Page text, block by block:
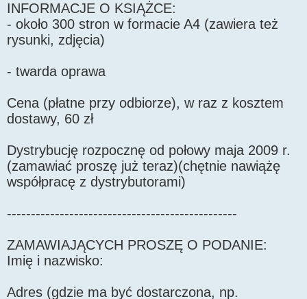
INFORMACJE O KSIĄŻCE:
- około 300 stron w formacie A4 (zawiera też
rysunki, zdjęcia)
- twarda oprawa
Cena (płatne przy odbiorze), w raz z kosztem
dostawy, 60 zł
Dystrybucję rozpocznę od połowy maja 2009 r.
(zamawiać proszę już teraz)(chętnie nawiążę
współpracę z dystrybutorami)
------------------------------------------------
ZAMAWIAJĄCYCH PROSZĘ O PODANIE:
Imię i nazwisko:
Adres (gdzie ma być dostarczona, np.